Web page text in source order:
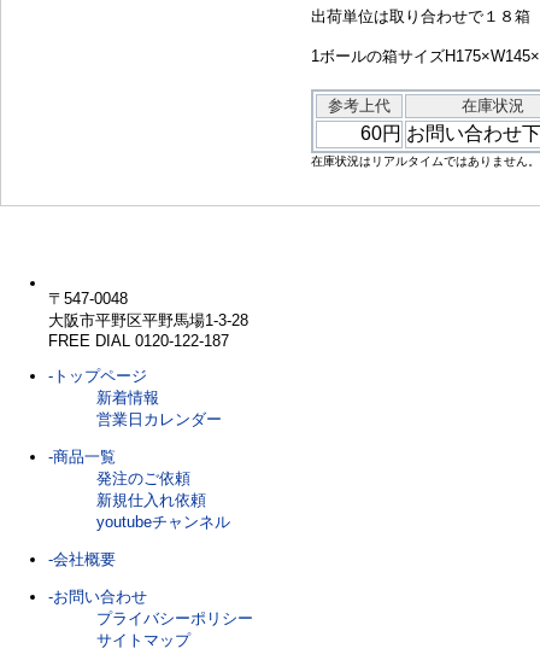
出荷単位は取り合わせで１８箱
1ボールの箱サイズ
参考上代 在庫状況
60円 お問い合わせ
在庫状況はリアルタイムではありません
〒547-0048
大阪市平野区平野馬場1-3-28
FREE DIAL 0120-122-187
-トップページ
新着情報
営業日カレンダー
-商品一覧
発注のご依頼
新規仕入れ依頼
youtubeチャンネル
-会社概要
-お問い合わせ
プライバシーポリシー
サイトマップ